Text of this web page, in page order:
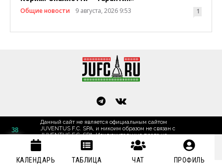
Общие новости 9 августа, 2026 9:53 1
Данный сайт не является официальным сайтом
JUVENTUS F.C. SPA, и никоим образом не связан с
JUVENTUS F.C. SPA. Исключительные права на
товарные знаки "JUVENTUS", "JUVE" принадлежат
футбольному клубу Ювентус, Турин, Италия.
38
КАЛЕНДАРЬ ТАБЛИЦА ЧАТ ПРОФИЛЬ